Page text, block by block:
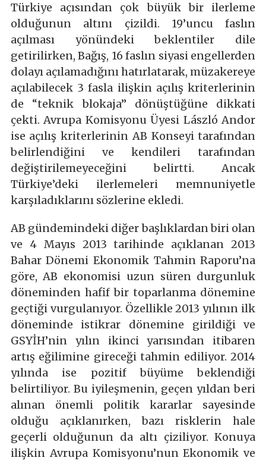
Türkiye açısından çok büyük bir ilerleme
olduğunun altını çizildi. 19’uncu faslın
açılması yönündeki beklentiler dile
getirilirken, Bağış, 16 faslın siyasi engellerden
dolayı açılamadığını hatırlatarak, müzakereye
açılabilecek 3 fasla ilişkin açılış kriterlerinin
de “teknik blokaja” dönüştüğüne dikkati
çekti. Avrupa Komisyonu Üyesi László Andor
ise açılış kriterlerinin AB Konseyi tarafından
belirlendiğini ve kendileri tarafından
değiştirilemeyeceğini belirtti. Ancak
Türkiye’deki ilerlemeleri memnuniyetle
karşıladıklarını sözlerine ekledi.
AB gündemindeki diğer başlıklardan biri olan
ve 4 Mayıs 2013 tarihinde açıklanan 2013
Bahar Dönemi Ekonomik Tahmin Raporu’na
göre, AB ekonomisi uzun süren durgunluk
döneminden hafif bir toparlanma dönemine
geçtiği vurgulanıyor. Özellikle 2013 yılının ilk
döneminde istikrar dönemine girildiği ve
GSYİH’nin yılın ikinci yarısından itibaren
artış eğilimine gireceği tahmin ediliyor. 2014
yılında ise pozitif büyüme beklendiği
belirtiliyor. Bu iyileşmenin, geçen yıldan beri
alınan önemli politik kararlar sayesinde
olduğu açıklanırken, bazı risklerin hale
geçerli olduğunun da altı çiziliyor. Konuya
ilişkin Avrupa Komisyonu’nun Ekonomik ve